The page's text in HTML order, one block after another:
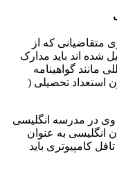
متقاضیانی که از
شده اند باید مدارک
مانند گواهینامه
استعداد تحصیلی (
در مدرسه انگلیسی
آزمون زبان انگلیسی به عنوان
( تافل ) یا حداقل نمره 173 در تافل کامپیوتری باید